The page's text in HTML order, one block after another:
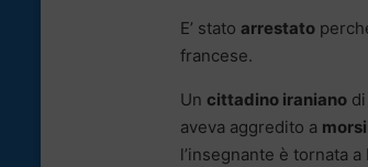
E’ stato arrestato
francese.
Un cittadino iraniano di
aveva aggredito a morsi
l’insegnante è tornata